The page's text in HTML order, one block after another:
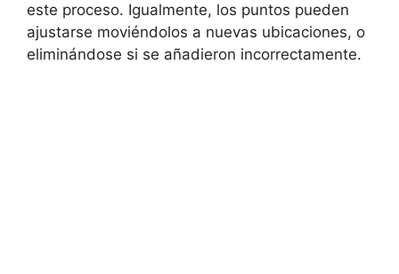
este proceso. Igualmente, los puntos pueden
ajustarse moviéndolos a nuevas ubicaciones, o
eliminándose si se añadieron incorrectamente.